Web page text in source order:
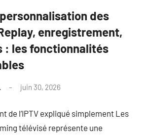
personnalisation des
enregistrement,
: les fonctionnalités
juin 30, 2026
de l’IPTV expliqué simplement Les
télévisé représente une